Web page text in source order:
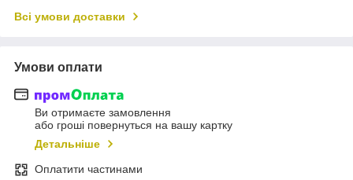
Всі умови доставки
Умови оплати
Ви отримаєте замовлення
або гроші повернуться на вашу картку
Детальніше
Оплатити частинами